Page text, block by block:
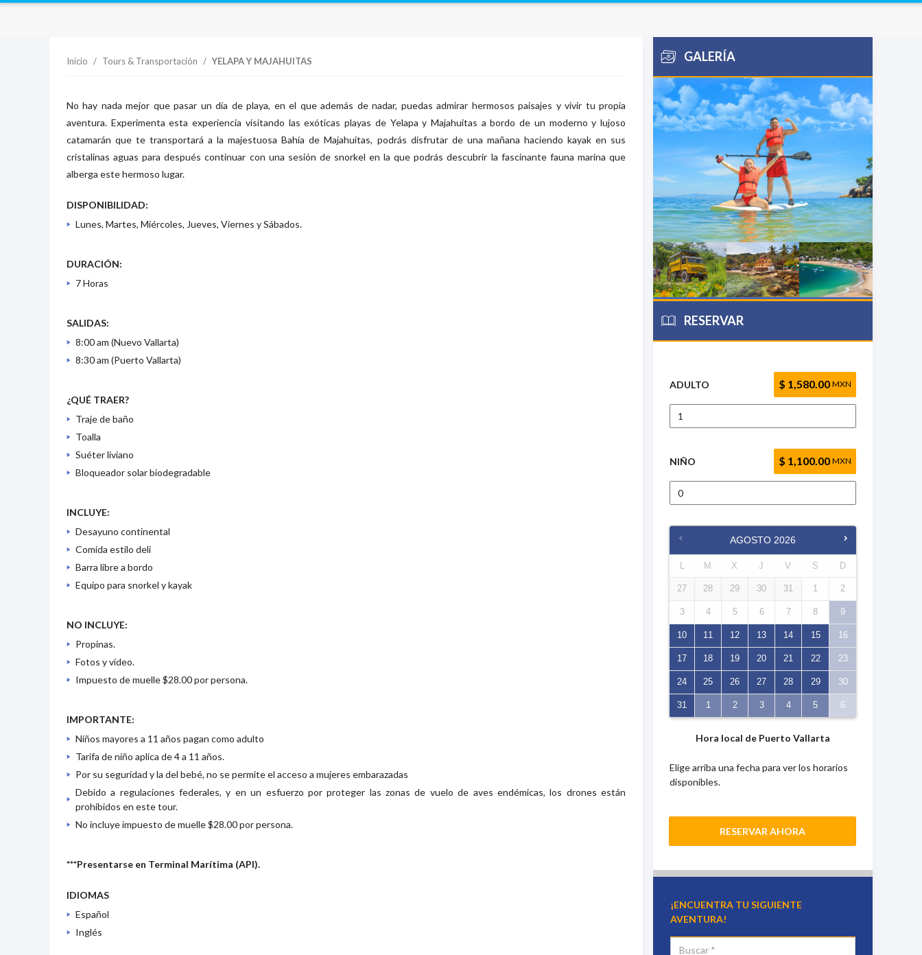
Inicio / Tours & Transportación / YELAPA Y MAJAHUITAS
No hay nada mejor que pasar un día de playa, en el que además de nadar, puedas admirar hermosos paisajes y vivir tu propia
aventura. Experimenta esta experiencia visitando las exóticas playas de Yelapa y Majahuitas a bordo de un moderno y lujoso
catamarán que te transportará a la majestuosa Bahía de Majahuitas, podrás disfrutar de una mañana haciendo kayak en sus
cristalinas aguas para después continuar con una sesión de snorkel en la que podrás descubrir la fascinante fauna marina que
alberga este hermoso lugar.
DISPONIBILIDAD:
Lunes, Martes, Miércoles, Jueves, Viernes y Sábados.
DURACIÓN:
7 Horas
SALIDAS:
8:00 am (Nuevo Vallarta)
8:30 am (Puerto Vallarta)
¿QUÉ TRAER?
Traje de baño
Toalla
Suéter liviano
Bloqueador solar biodegradable
INCLUYE:
Desayuno continental
Comida estilo deli
Barra libre a bordo
Equipo para snorkel y kayak
NO INCLUYE:
Propinas.
Fotos y vídeo.
Impuesto de muelle $28.00 por persona.
IMPORTANTE:
Niños mayores a 11 años pagan como adulto
Tarifa de niño aplica de 4 a 11 años.
Por su seguridad y la del bebé, no se permite el acceso a mujeres embarazadas
Debido a regulaciones federales, y en un esfuerzo por proteger las zonas de vuelo de aves endémicas, los drones están
prohibidos en este tour.
No incluye impuesto de muelle $28.00 por persona.
***Presentarse en Terminal Marítima (API).
IDIOMAS
Español
Inglés
GALERÍA
RESERVAR
ADULTO $ 1,580.00 MXN
NIÑO $ 1,100.00 MXN
AGOSTO 2026
M X J V S D
27 28 29 30 31 1 2
3 4 5 6 7 8 9
10 11 12 13 14 15 16
17 18 19 20 21 22 23
24 25 26 27 28 29 30
31 1 2 3 4 5 6
Hora local de Puerto Vallarta
Elige arriba una fecha para ver los horarios
disponibles.
RESERVAR AHORA
¡ENCUENTRA TU SIGUIENTE
AVENTURA!